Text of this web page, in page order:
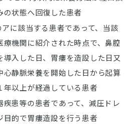
の状態へ回復した患者
に該当する患者であって、当該
療機関に紹介された時点で、鼻腔
導入した日、胃瘻を造設した日又
心静脈栄養を開始した日から起算
年以上が経過している患者
疾患等の患者であって、減圧ドレ
目的で胃瘻造設を行う患者